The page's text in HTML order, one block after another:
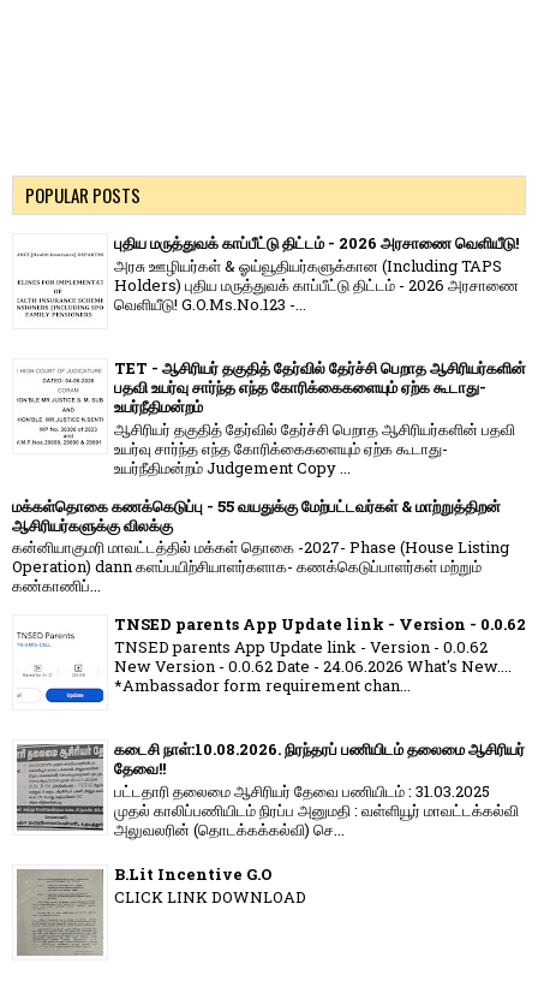
POPULAR POSTS
புதிய மருத்துவக் காப்பீட்டு திட்டம் - 2026 அரசாணை வெளியீடு!
அரசு ஊழியர்கள் & ஓய்வூதியர்களுக்கான (Including TAPS
Holders) புதிய மருத்துவக் காப்பீட்டு திட்டம் - 2026 அரசாணை
வெளியீடு! G.O.Ms.No.123 -...
TET - ஆசிரியர் தகுதித் தேர்வில் தேர்ச்சி பெறாத ஆசிரியர்களின்
பதவி உயர்வு சார்ந்த எந்த கோரிக்கைகளையும் ஏற்க கூடாது-
உயர்நீதிமன்றம்
ஆசிரியர் தகுதித் தேர்வில் தேர்ச்சி பெறாத ஆசிரியர்களின் பதவி
உயர்வு சார்ந்த எந்த கோரிக்கைகளையும் ஏற்க கூடாது-
உயர்நீதிமன்றம் Judgement Copy ...
மக்கள்தொகை கணக்கெடுப்பு - 55 வயதுக்கு மேற்பட்டவர்கள் & மாற்றுத்திறன்
ஆசிரியர்களுக்கு விலக்கு
கன்னியாகுமரி மாவட்டத்தில் மக்கள் தொகை -2027- Phase (House Listing
Operation) dann களப்பயிற்சியாளர்களாக- கணக்கெடுப்பாளர்கள் மற்றும்
கண்காணிப்...
TNSED parents App Update link - Version - 0.0.62
TNSED parents App Update link - Version - 0.0.62
New Version - 0.0.62 Date - 24.06.2026 What's New....
*Ambassador form requirement chan...
கடைசி நாள்:10.08.2026. நிரந்தரப் பணியிடம் தலைமை ஆசிரியர்
தேவை!!
பட்டதாரி தலைமை ஆசிரியர் தேவை பணியிடம் : 31.03.2025
முதல் காலிப்பணியிடம் நிரப்ப அனுமதி : வள்ளியூர் மாவட்டக்கல்வி
அலுவலரின் (தொடக்கக்கல்வி) செ...
B.Lit Incentive G.O
CLICK LINK DOWNLOAD